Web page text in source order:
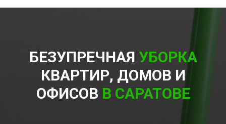
БЕЗУПРЕЧНАЯ УБОРКА
КВАРТИР, ДОМОВ И
ОФИСОВ В САРАТОВЕ